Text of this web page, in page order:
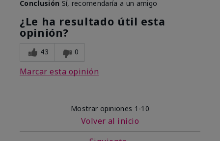
Conclusión Sí, recomendaría a un amigo
¿Le ha resultado útil esta
opinión?
43 0
Marcar esta opinión
Mostrar opiniones 1-10
Volver al inicio